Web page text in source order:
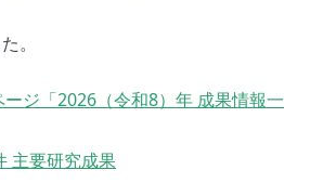
。
ジ「2026（令和8）年 成果情報一
主要研究成果